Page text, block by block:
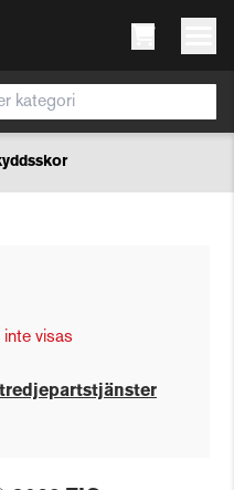
inte visas